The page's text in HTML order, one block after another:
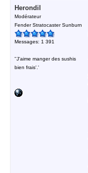
Herondil
Modérateur
Fender Stratocaster Sunburn
Messages: 1 391
''J'aime manger des sushis
bien frais'.'